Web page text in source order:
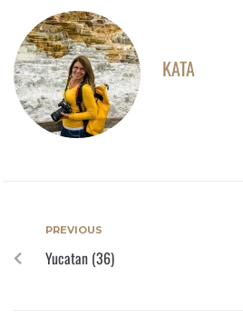
KATA
PREVIOUS
Yucatan (36)